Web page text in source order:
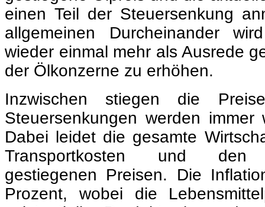
Inzwischen stiegen die
Steuersenkungen werden immer
Dabei leidet die gesamte
Transportkosten und den
gestiegenen Preisen. Die
Prozent, wobei die
existentielle Produkte
sind. Wer sowieso schon
seinem geringen Einkommen
kommen, der hat jetzt keine